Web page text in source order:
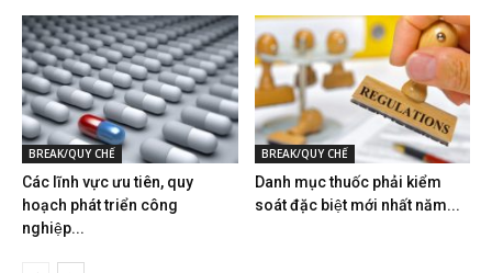
BREAK/QUY CHẾ
Các lĩnh vực ưu tiên, quy
hoạch phát triển công
nghiệp...
BREAK/QUY CHẾ
Danh mục thuốc phải kiểm
soát đặc biệt mới nhất năm...